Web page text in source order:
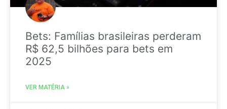
Bets: Famílias brasileiras perderam
R$ 62,5 bilhões para bets em
2025
VER MATÉRIA »